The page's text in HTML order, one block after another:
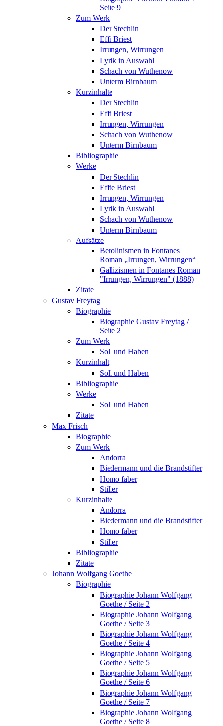
Seite 9
Zum Werk
Der Stechlin
Effi Briest
Irrungen, Wirrungen
Lyrik in Auswahl
Schach von Wuthenow
Unterm Birnbaum
Kurzinhalte
Der Stechlin
Effi Briest
Irrungen, Wirrungen
Schach von Wuthenow
Unterm Birnbaum
Bibliographie
Werke
Der Stechlin
Effie Briest
Irrungen, Wirrungen
Lyrik in Auswahl
Schach von Wuthenow
Unterm Birnbaum
Aufsätze
Berolinismen in Fontanes
Roman „Irrungen, Wirrungen“
Gallizismen in Fontanes Roman
"Irrungen, Wirrungen" (1888)
Zitate
Gustav Freytag
Biographie
Biographie Gustav Freytag /
Seite 2
Zum Werk
Soll und Haben
Kurzinhalt
Soll und Haben
Bibliographie
Werke
Soll und Haben
Zitate
Max Frisch
Biographie
Zum Werk
Andorra
Biedermann und die Brandstifter
Homo faber
Stiller
Kurzinhalte
Andorra
Biedermann und die Brandstifter
Homo faber
Stiller
Bibliographie
Zitate
Johann Wolfgang Goethe
Biographie
Biographie Johann Wolfgang
Goethe / Seite 2
Biographie Johann Wolfgang
Goethe / Seite 3
Biographie Johann Wolfgang
Goethe / Seite 4
Biographie Johann Wolfgang
Goethe / Seite 5
Biographie Johann Wolfgang
Goethe / Seite 6
Biographie Johann Wolfgang
Goethe / Seite 7
Biographie Johann Wolfgang
Goethe / Seite 8